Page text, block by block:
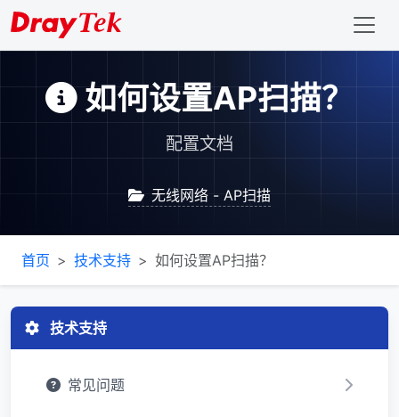
如何设置AP扫描？
配置文档
无线网络 - AP扫描
首页 技术支持 如何设置AP扫描？
技术支持
常见问题